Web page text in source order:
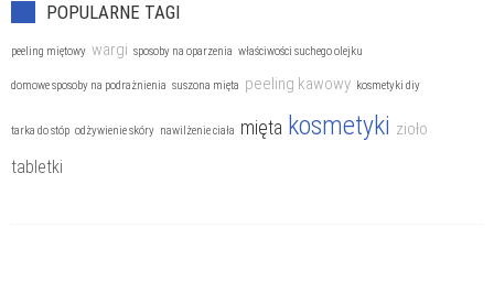
POPULARNE TAGI
peeling miętowy wargi sposoby na oparzenia właściwości suchego olejku
domowe sposoby na podrażnienia suszona mięta peeling kawowy kosmetyki diy
tarka do stóp odżywienie skóry nawilżenie ciała mięta kosmetyki zioło
tabletki